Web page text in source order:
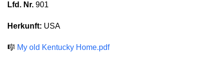
Lfd. Nr. 901
Herkunft: USA
🎼 My old Kentucky Home.pdf